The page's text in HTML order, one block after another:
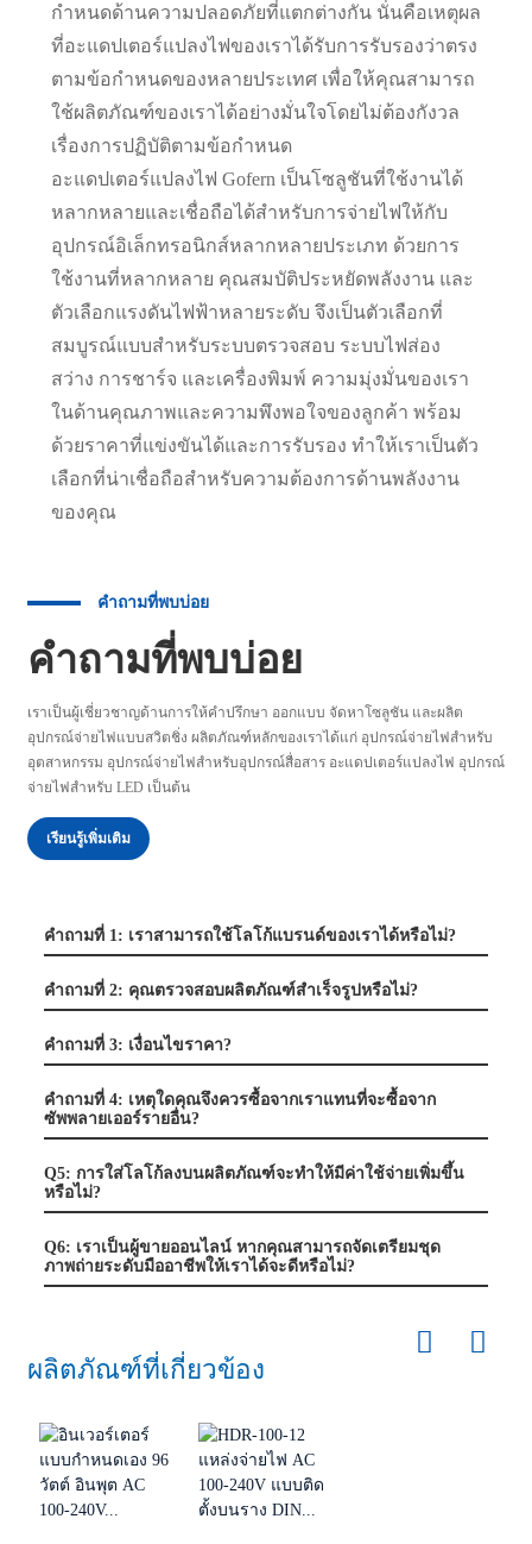
กำหนดด้านความปลอดภัยที่แตกต่างกัน นั่นคือเหตุผล
ที่อะแดปเตอร์แปลงไฟของเราได้รับการรับรองว่าตรง
ตามข้อกำหนดของหลายประเทศ เพื่อให้คุณสามารถ
ใช้ผลิตภัณฑ์ของเราได้อย่างมั่นใจโดยไม่ต้องกังวล
เรื่องการปฏิบัติตามข้อกำหนด
อะแดปเตอร์แปลงไฟ Gofern เป็นโซลูชันที่ใช้งานได้
หลากหลายและเชื่อถือได้สำหรับการจ่ายไฟให้กับ
อุปกรณ์อิเล็กทรอนิกส์หลากหลายประเภท ด้วยการ
ใช้งานที่หลากหลาย คุณสมบัติประหยัดพลังงาน และ
ตัวเลือกแรงดันไฟฟ้าหลายระดับ จึงเป็นตัวเลือกที่
สมบูรณ์แบบสำหรับระบบตรวจสอบ ระบบไฟส่อง
สว่าง การชาร์จ และเครื่องพิมพ์ ความมุ่งมั่นของเรา
ในด้านคุณภาพและความพึงพอใจของลูกค้า พร้อม
ด้วยราคาที่แข่งขันได้และการรับรอง ทำให้เราเป็นตัว
เลือกที่น่าเชื่อถือสำหรับความต้องการด้านพลังงาน
ของคุณ
คำถามที่พบบ่อย
คำถามที่พบบ่อย
เราเป็นผู้เชี่ยวชาญด้านการให้คำปรึกษา ออกแบบ จัดหาโซลูชัน และผลิต
อุปกรณ์จ่ายไฟแบบสวิตชิ่ง ผลิตภัณฑ์หลักของเราได้แก่ อุปกรณ์จ่ายไฟสำหรับ
อุตสาหกรรม อุปกรณ์จ่ายไฟสำหรับอุปกรณ์สื่อสาร อะแดปเตอร์แปลงไฟ อุปกรณ์
จ่ายไฟสำหรับ LED เป็นต้น
เรียนรู้เพิ่มเติม
คำถามที่ 1: เราสามารถใช้โลโก้แบรนด์ของเราได้หรือไม่?
คำถามที่ 2: คุณตรวจสอบผลิตภัณฑ์สำเร็จรูปหรือไม่?
คำถามที่ 3: เงื่อนไขราคา?
คำถามที่ 4: เหตุใดคุณจึงควรซื้อจากเราแทนที่จะซื้อจาก
ซัพพลายเออร์รายอื่น?
Q5: การใส่โลโก้ลงบนผลิตภัณฑ์จะทำให้มีค่าใช้จ่ายเพิ่มขึ้น
หรือไม่?
Q6: เราเป็นผู้ขายออนไลน์ หากคุณสามารถจัดเตรียมชุด
ภาพถ่ายระดับมืออาชีพให้เราได้จะดีหรือไม่?
ผลิตภัณฑ์ที่เกี่ยวข้อง